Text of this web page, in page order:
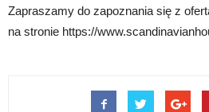
Zapraszamy do zapoznania się z
na stronie https://